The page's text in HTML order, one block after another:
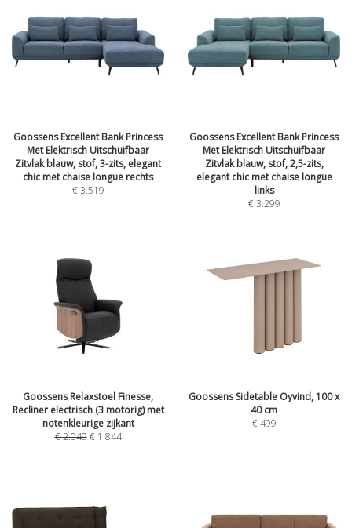
Goossens Excellent Bank Princess
Met Elektrisch Uitschuifbaar
Zitvlak blauw, stof, 3-zits, elegant
chic met chaise longue rechts
€3.519
Goossens Excellent Bank Princess
Met Elektrisch Uitschuifbaar
Zitvlak blauw, stof, 2,5-zits,
elegant chic met chaise longue
links
€3.299
Goossens Relaxstoel Finesse,
Recliner electrisch (3 motorig) met
notenkleurige zijkant
€2.049 € 1.844
Goossens Sidetable Oyvind, 100 x
40 cm
€499